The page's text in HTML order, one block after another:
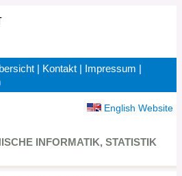
| Kontakt | Impressum |
English Website
INFORMATIK, STATISTIK